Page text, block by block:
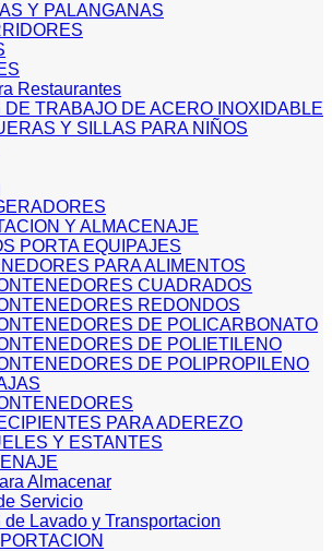
Y PALANGANAS
Restaurantes
DE TRABAJO DE ACERO INOXIDABLE
Y SILLAS PARA NIÑOS
Y ALMACENAJE
PORTA EQUIPAJES
PARA ALIMENTOS
CUADRADOS
REDONDOS
DE POLICARBONATO
DE POLIETILENO
DE POLIPROPILENO
PARA ADEREZO
Y ESTANTES
Almacenar
Servicio
de Lavado y Transportacion